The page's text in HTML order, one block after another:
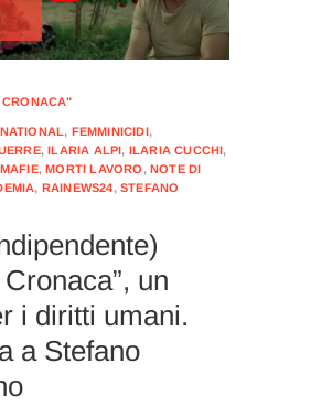
, FEMMINICIDI,
,ILARIA ALPI, ILARIA CUCCHI,
MAFIE,MORTI LAVORO ,NOTE DI
, RAINEWS24,STEFANO
un
i diritti umani.
a Stefano